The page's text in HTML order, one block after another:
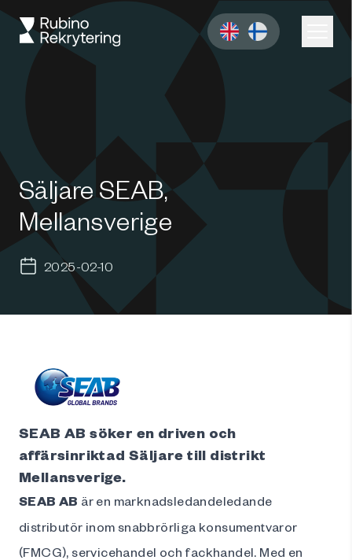
Säljare SEAB,
Mellansverige
2025-02-10
SEAB AB söker en driven och
affärsinriktad Säljare till distrikt
Mellansverige.
SEAB AB är en marknadsledandeledande
distributör inom snabbrörliga konsumentvaror
(FMCG), servicehandel och fackhandel. Med en